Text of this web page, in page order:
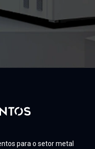
para o setor metal